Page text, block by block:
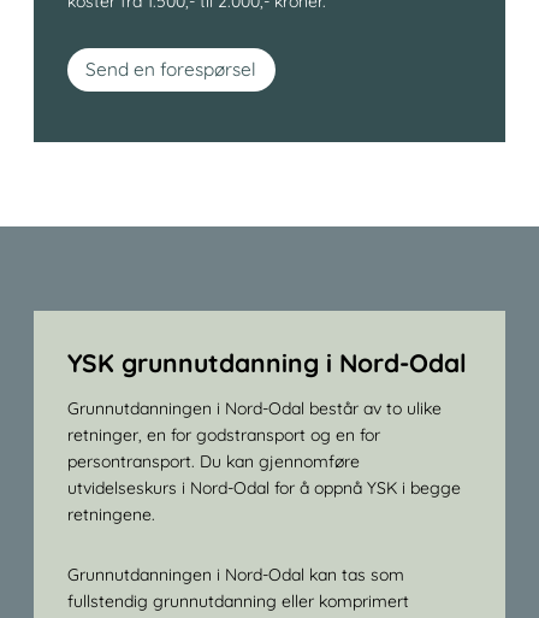
Send en forespørsel
YSK grunnutdanning i Nord-Odal
Grunnutdanningen i Nord-Odal består av to ulike
retninger, en for godstransport og en for
persontransport. Du kan gjennomføre
utvidelseskurs i Nord-Odal for å oppnå YSK i begge
retningene.
Grunnutdanningen i Nord-Odal kan tas som
fullstendig grunnutdanning eller komprimert